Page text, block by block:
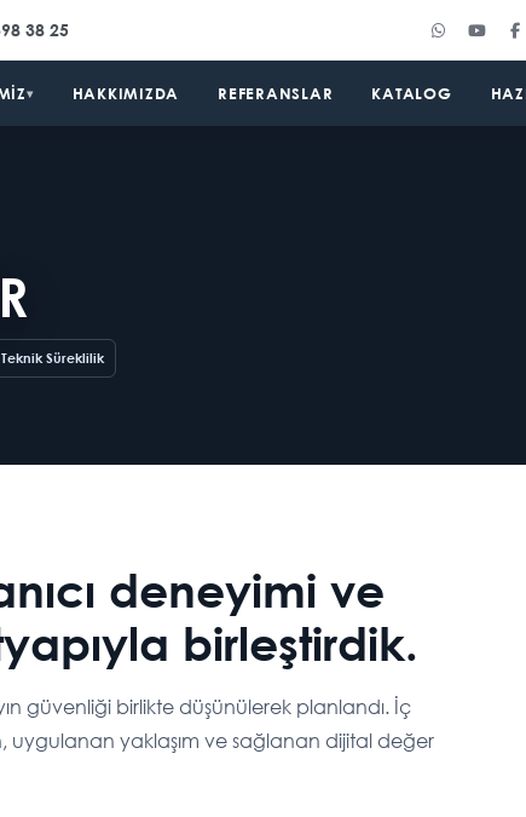
38 25
▾ HAKKIMIZDA REFERANSLAR KATALOG
Teknik Süreklilik
deneyimi ve
birleştirdik.
güvenliği birlikte düşünülerek planlandı. İç
uygulanan yaklaşım ve sağlanan dijital değer